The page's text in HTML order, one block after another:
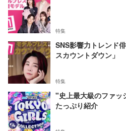
特集
SNS影響力トレンド
スカウントダウン」
特集
"史上最大級のファッ
たっぷり紹介